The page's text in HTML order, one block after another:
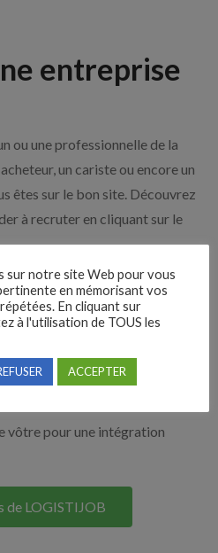
entreprise
ou une professionnelle de la
un cariste ou encore un
êtes sur le bon site. Découvrez
à recruter en cliquant sur le
entreprises
! Moteurs de recherches,
nombreux sont nos
vôtre pour une intégration
de LOGISTIJOB
sur notre site Web pour vous
en mémorisant vos
En cliquant sur
à l'utilisation de TOUS les
ACCEPTER